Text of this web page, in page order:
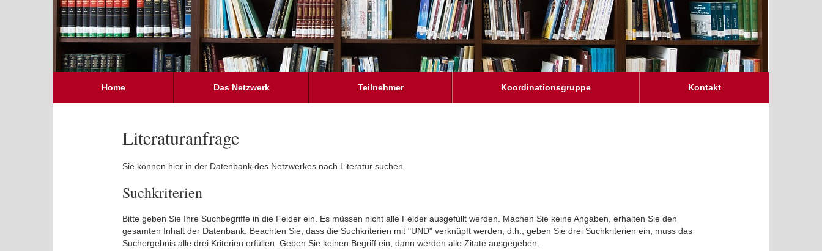
Home Das Netzwerk Teilnehmer Koordinationsgruppe Kontakt
Literaturanfrage
Sie können hier in der Datenbank des Netzwerkes nach Literatur suchen.
Suchkriterien
Bitte geben Sie Ihre Suchbegriffe in die Felder ein. Es müssen nicht alle Felder ausgefüllt werden. Machen Sie keine Angaben, erhalten Sie den
gesamten Inhalt der Datenbank. Beachten Sie, dass die Suchkriterien mit "UND" verknüpft werden, d.h., geben Sie drei Suchkriterien ein, muss das
Suchergebnis alle drei Kriterien erfüllen. Geben Sie keinen Begriff ein, dann werden alle Zitate ausgegeben.